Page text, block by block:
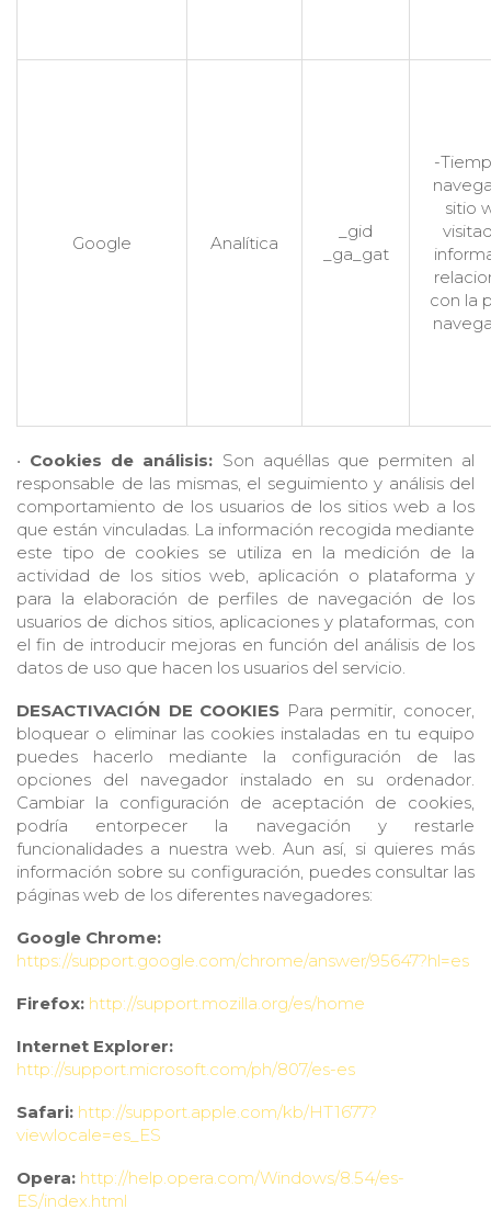
Google Analítica
_gid
_ga_gat
-
sitio
con la
• Cookies de análisis: Son aquéllas que permiten al
responsable de las mismas, el seguimiento y análisis del
comportamiento de los usuarios de los sitios web a los
que están vinculadas. La información recogida mediante
este tipo de cookies se utiliza en la medición de la
actividad de los sitios web, aplicación o plataforma y
para la elaboración de perfiles de navegación de los
usuarios de dichos sitios, aplicaciones y plataformas, con
el fin de introducir mejoras en función del análisis de los
datos de uso que hacen los usuarios del servicio.
DESACTIVACIÓN DE COOKIES Para permitir, conocer,
bloquear o eliminar las cookies instaladas en tu equipo
puedes hacerlo mediante la configuración de las
opciones del navegador instalado en su ordenador.
Cambiar la configuración de aceptación de cookies,
podría entorpecer la navegación y restarle
funcionalidades a nuestra web. Aun así, si quieres más
información sobre su configuración, puedes consultar las
páginas web de los diferentes navegadores:
Google Chrome:
https://support.google.com/chrome/answer/95647?hl=es
Firefox: http://support.mozilla.org/es/home
Internet Explorer:
http://support.microsoft.com/ph/807/es-es
Safari: http://support.apple.com/kb/HT1677?
viewlocale=es_ES
Opera: http://help.opera.com/Windows/8.54/es-
ES/index.html